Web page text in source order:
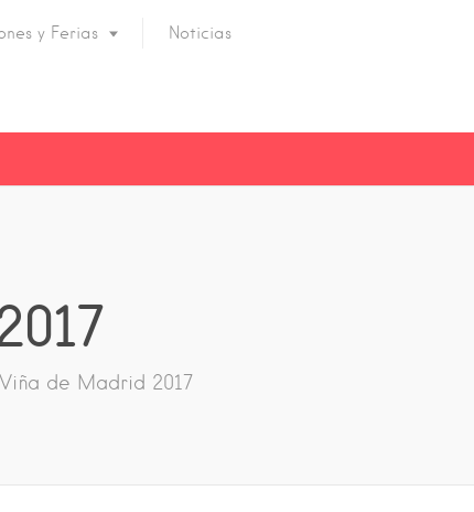
y Ferias Noticias
de Madrid 2017